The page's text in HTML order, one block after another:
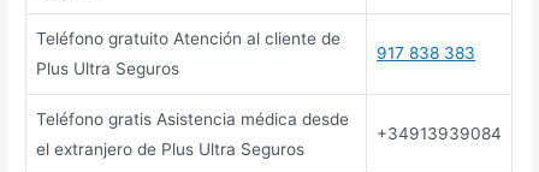
Teléfono gratuito Atención al cliente de
Plus Ultra Seguros
917 838 383
Teléfono gratis Asistencia médica desde
el extranjero de Plus Ultra Seguros
+34913939084